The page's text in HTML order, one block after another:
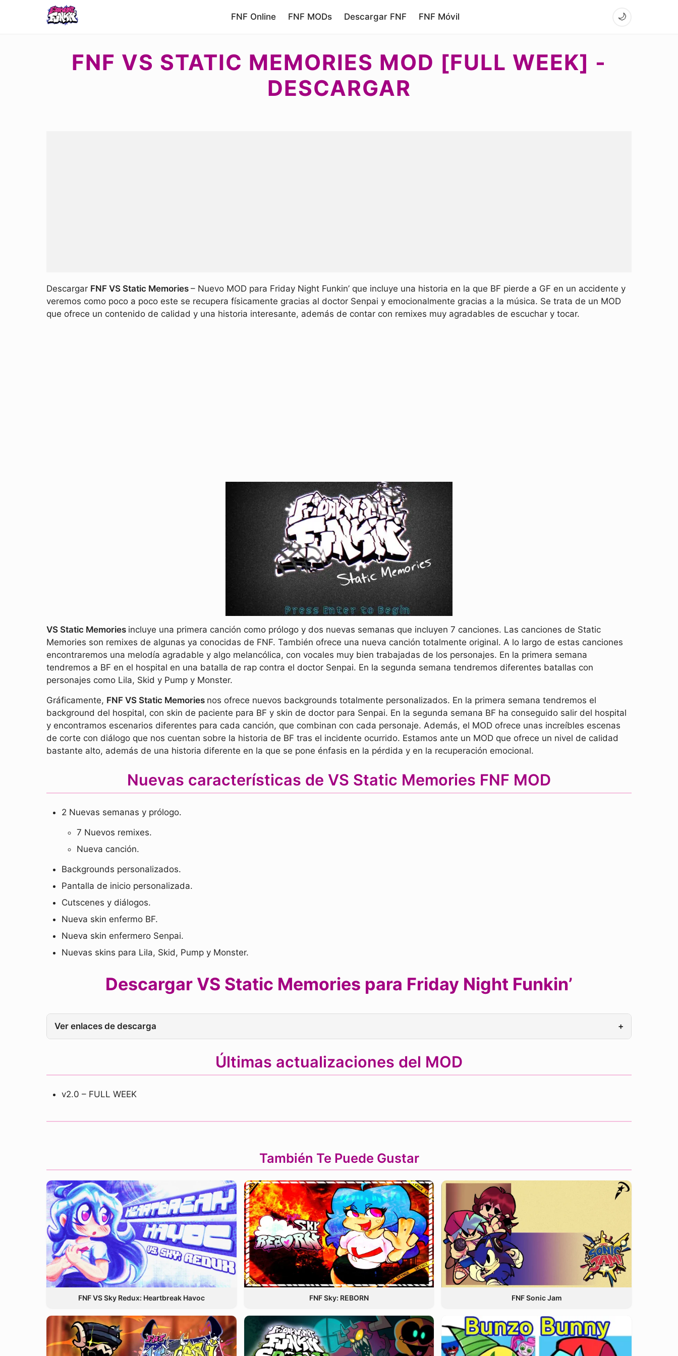
FNF Online FNF MODs Descargar FNF FNF Móvil 🌙
FNF VS STATIC MEMORIES MOD [FULL WEEK] -
DESCARGAR
Descargar FNF VS Static Memories – Nuevo MOD para Friday Night Funkin’ que incluye una historia en la que BF pierde a GF en un accidente y
veremos como poco a poco este se recupera físicamente gracias al doctor Senpai y emocionalmente gracias a la música. Se trata de un MOD
que ofrece un contenido de calidad y una historia interesante, además de contar con remixes muy agradables de escuchar y tocar.
VS Static Memories incluye una primera canción como prólogo y dos nuevas semanas que incluyen 7 canciones. Las canciones de Static
Memories son remixes de algunas ya conocidas de FNF. También ofrece una nueva canción totalmente original. A lo largo de estas canciones
encontraremos una melodía agradable y algo melancólica, con vocales muy bien trabajadas de los personajes. En la primera semana
tendremos a BF en el hospital en una batalla de rap contra el doctor Senpai. En la segunda semana tendremos diferentes batallas con
personajes como Lila, Skid y Pump y Monster.
Gráficamente, FNF VS Static Memories nos ofrece nuevos backgrounds totalmente personalizados. En la primera semana tendremos el
background del hospital, con skin de paciente para BF y skin de doctor para Senpai. En la segunda semana BF ha conseguido salir del hospital
y encontramos escenarios diferentes para cada canción, que combinan con cada personaje. Además, el MOD ofrece unas increíbles escenas
de corte con diálogo que nos cuentan sobre la historia de BF tras el incidente ocurrido. Estamos ante un MOD que ofrece un nivel de calidad
bastante alto, además de una historia diferente en la que se pone énfasis en la pérdida y en la recuperación emocional.
Nuevas características de VS Static Memories FNF MOD
2 Nuevas semanas y prólogo.
7 Nuevos remixes.
Nueva canción.
Backgrounds personalizados.
Pantalla de inicio personalizada.
Cutscenes y diálogos.
Nueva skin enfermo BF.
Nueva skin enfermero Senpai.
Nuevas skins para Lila, Skid, Pump y Monster.
Descargar VS Static Memories para Friday Night Funkin’
Ver enlaces de descarga +
Últimas actualizaciones del MOD
v2.0 – FULL WEEK
También Te Puede Gustar
FNF VS Sky Redux: Heartbreak Havoc FNF Sky: REBORN FNF Sonic Jam